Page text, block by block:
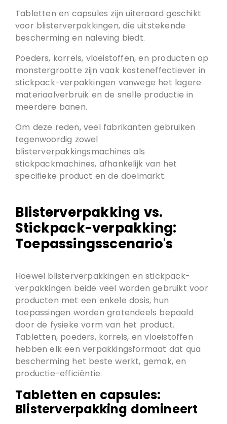
Tabletten en capsules zijn uiteraard geschikt
voor blisterverpakkingen, die uitstekende
bescherming en naleving biedt.
Poeders, korrels, vloeistoffen, en producten op
monstergrootte zijn vaak kosteneffectiever in
stickpack-verpakkingen vanwege het lagere
materiaalverbruik en de snelle productie in
meerdere banen.
Om deze reden, veel fabrikanten gebruiken
tegenwoordig zowel
blisterverpakkingsmachines als
stickpackmachines, afhankelijk van het
specifieke product en de doelmarkt.
Blisterverpakking vs.
Stickpack-verpakking:
Toepassingsscenario's
Hoewel blisterverpakkingen en stickpack-
verpakkingen beide veel worden gebruikt voor
producten met een enkele dosis, hun
toepassingen worden grotendeels bepaald
door de fysieke vorm van het product.
Tabletten, poeders, korrels, en vloeistoffen
hebben elk een verpakkingsformaat dat qua
bescherming het beste werkt, gemak, en
productie-efficiëntie.
Tabletten en capsules:
Blisterverpakking domineert